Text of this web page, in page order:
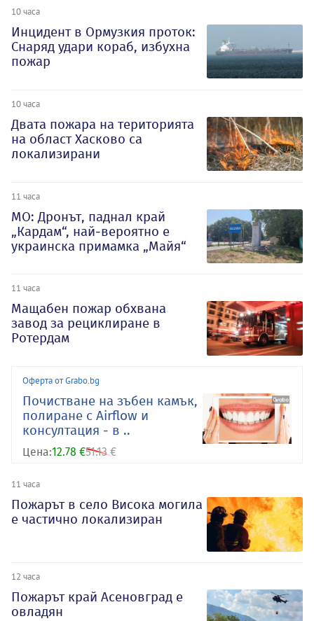
10 часа
Инцидент в Ормузкия проток:
Снаряд удари кораб, избухна
пожар
10 часа
Двата пожара на територията
на област Хасково са
локализирани
11 часа
МО: Дронът, паднал край
„Кардам“, най-вероятно е
украинска примамка „Майя“
11 часа
Мащабен пожар обхвана
завод за рециклиране в
Ротердам
Оферта от Grabo.bg
Почистване на зъбен камък,
полиране с Airflow и
консултация - в ..
Цена:12.78 €51.13 €
11 часа
Пожарът в село Висока могила
е частично локализиран
12 часа
Пожарът край Асеновград е
овладян